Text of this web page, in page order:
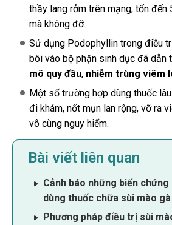
thầy lang rởm trên mạng, tốn đến
mà không đỡ.
Sử dụng Podophyllin trong điều
bôi vào bộ phận sinh dục đã dẫn
mô quy đầu, nhiễm trùng viêm
Một số trường hợp dùng thuốc
đi khám, nốt mụn lan rộng, vỡ ra
vô cùng nguy hiểm.
Bài viết liên quan
Cảnh báo những biến
dùng thuốc chữa sùi mào gà
Phương pháp điều trị sùi